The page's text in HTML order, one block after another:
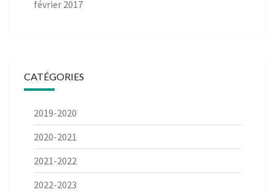
février 2017
CATÉGORIES
2019-2020
2020-2021
2021-2022
2022-2023